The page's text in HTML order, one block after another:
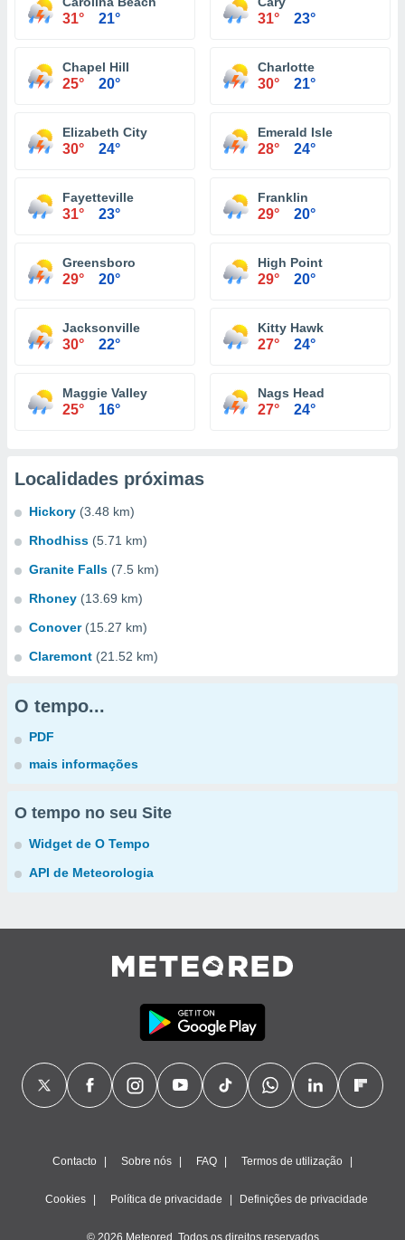
31° 21° 31° 23°
Chapel Hill
25° 20°
Charlotte
30° 21°
Elizabeth City
30° 24°
Emerald Isle
28° 24°
Fayetteville
31° 23°
Franklin
29° 20°
Greensboro
29° 20°
High Point
29° 20°
Jacksonville
30° 22°
Kitty Hawk
27° 24°
Maggie Valley
25° 16°
Nags Head
27° 24°
Localidades próximas
Hickory (3.48 km)
Rhodhiss (5.71 km)
Granite Falls (7.5 km)
Rhoney (13.69 km)
Conover (15.27 km)
Claremont (21.52 km)
O tempo...
PDF
mais informações
O tempo no seu Site
Widget de O Tempo
API de Meteorologia
Contacto Sobre nós FAQ Termos de utilização
Cookies Política de privacidade Definições de privacidade
© 2026 Meteored. Todos os direitos reservados